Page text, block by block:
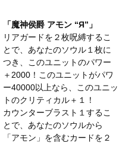
「魔神侯爵 アモン “Я”」
リアガードを２枚呪縛するこ
とで、あなたのソウル１枚に
つき、このユニットのパワー
＋2000！このユニットがパワ
ー40000以上なら、このユニッ
トのクリティカル＋１！
カウンターブラスト１するこ
とで、あなたのソウルから
「アモン」を含むカードを２